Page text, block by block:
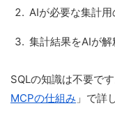
AIが必要な集計
集計結果をAIが
SQLの知識は不要で
MCPの仕組み 」で詳